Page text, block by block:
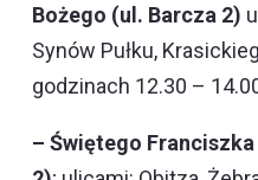
Bożego (ul. Barcza 2)
Synów Pułku,
godzinach 12.30 –
– Świętego